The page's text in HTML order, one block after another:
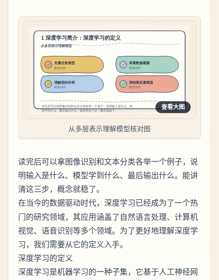
查看大图
从多层表示理解模型核对图
读完后可以拿图像识别和文本分类各举一个例子，说
明输入是什么、模型学到什么、最后输出什么。能讲
清这三步，概念就稳了。
在当今的数据驱动时代， 深度学习已经成为了一个热
门的研究领域，其应用涵盖了自然语言处理、计算机
视觉、语音识别等多个领域。为了更好地理解深度学
习，我们需要从它的定义入手。
深度学习的定义
深度学习是机器学习的一种子集，它基于人工神经网